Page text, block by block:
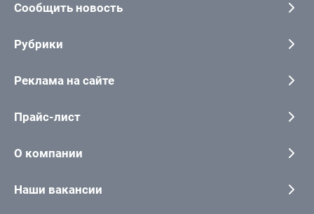
Сообщить новость
Рубрики
Реклама на сайте
Прайс-лист
О компании
Наши вакансии